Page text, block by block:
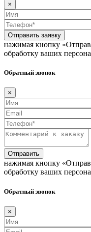
×
Отправить заявку
нажимая кнопку
обработку ваших
Обратный звонок
×
Отправить
нажимая кнопку
обработку ваших
Обратный звонок
×